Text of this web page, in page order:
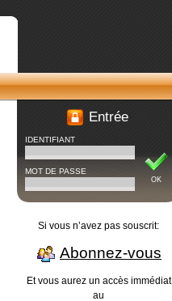
Entrée
OK
IDENTIFIANT
MOT DE PASSE
Si vous n’avez pas souscrit:
Abonnez-vous
Et vous aurez un accès immédiat
au